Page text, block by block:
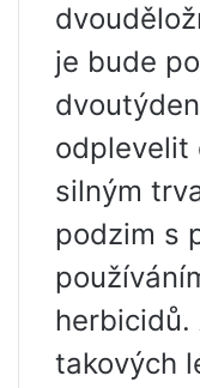
je bude
odplevelit
silným
podzim s
herbicidů.
takových